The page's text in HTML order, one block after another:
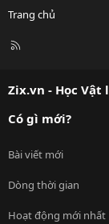
Trang chủ
R
Zix.vn - Học
Có gì mới?
Bài viết mới
Dòng thời gian
Hoạt động mới nhất